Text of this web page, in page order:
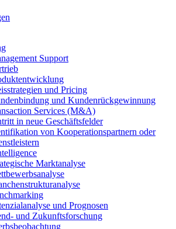
Support
und Pricing
und Kundenrückgewinnung
Services (M&A)
in neue Geschäftsfelder
von Kooperationspartnern oder
Marktanalyse
und Prognosen
und Zukunftsforschung